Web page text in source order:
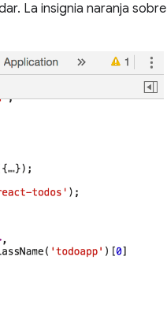
La insignia naranja sobre